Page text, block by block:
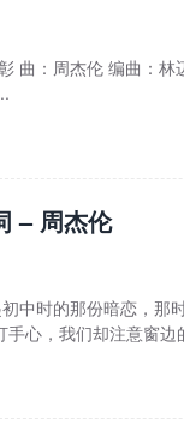
曲：周杰伦 编曲：
– 周杰伦
中时的那份暗恋，那
心，我们却注意窗边